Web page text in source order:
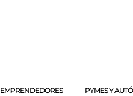
EMPRENDEDORES PYMES Y